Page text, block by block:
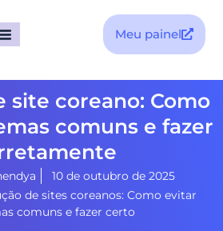
Meu painel
site coreano: Como
comuns e fazer
10 de outubro de 2025
de sites coreanos: Como evitar
comuns e fazer certo